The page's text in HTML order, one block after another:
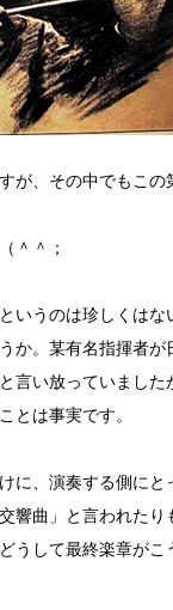
が、その中でもこ
＾＾；
いうのは珍しくは
か。某有名指揮者
言い放っていまし
とは事実です。
、演奏する側にと
響曲」と言われた
うして最終楽章が